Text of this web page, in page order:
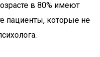
в 80% имеют
пациенты, которые не